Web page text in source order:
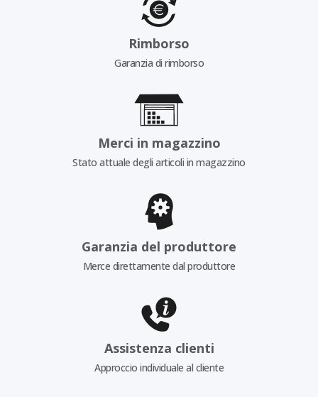
Rimborso
Garanzia di rimborso
Merci in magazzino
Stato attuale degli articoli in magazzino
Garanzia del produttore
Merce direttamente dal produttore
Assistenza clienti
Approccio individuale al cliente